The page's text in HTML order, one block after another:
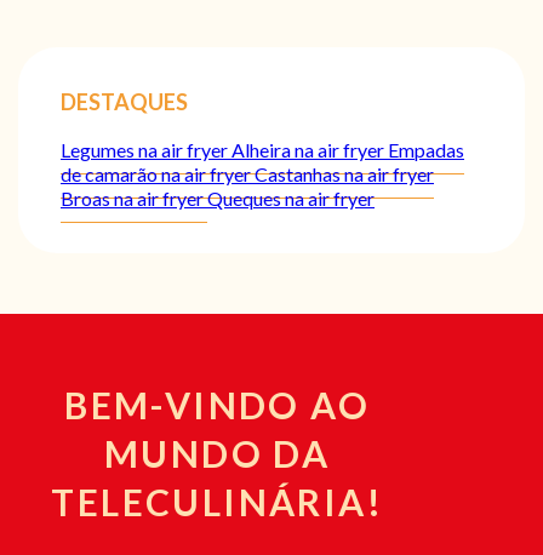
DESTAQUES
Legumes na air fryerAlheira na air fryer Empadas
de camarão na air fryerCastanhas na air fryer
Broas na air fryerQueques na air fryer
BEM-VINDO AO
MUNDO DA
TELECULINÁRIA!